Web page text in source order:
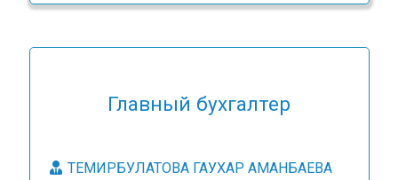
Главный бухгалтер
ТЕМИРБУЛАТОВА ГАУХАР АМАНБАЕВА